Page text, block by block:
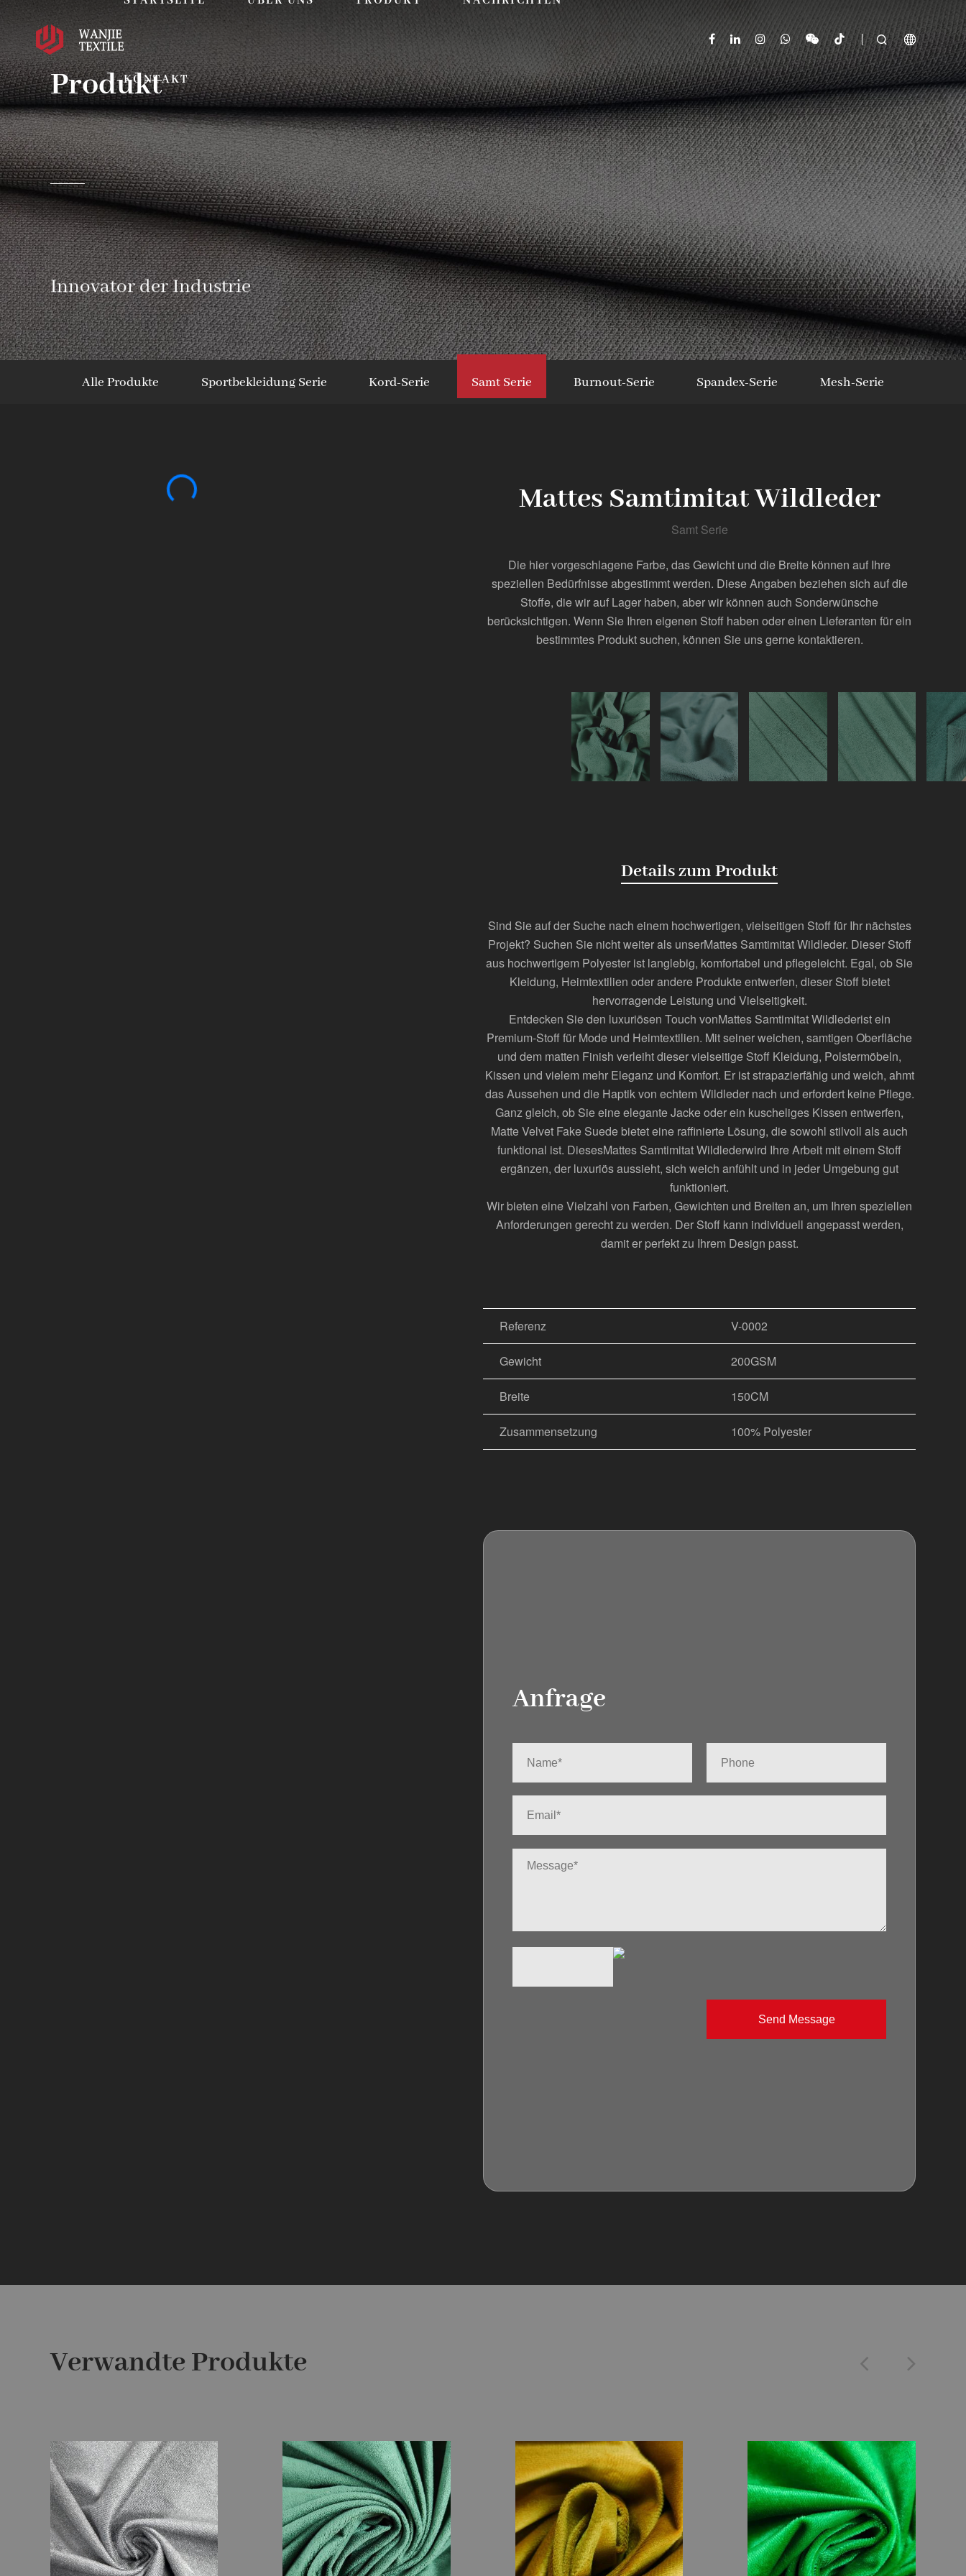
KONTAKT
  
Produkt
Innovator der Industrie
Alle Produkte Sportbekleidung Serie Kord-Serie Samt Serie Burnout-Serie Spandex-Serie Mesh-Serie
Mattes Samtimitat Wildleder
Samt Serie
Die hier vorgeschlagene Farbe, das Gewicht und die Breite können auf Ihre
speziellen Bedürfnisse abgestimmt werden. Diese Angaben beziehen sich auf die
Stoffe, die wir auf Lager haben, aber wir können auch Sonderwünsche
berücksichtigen. Wenn Sie Ihren eigenen Stoff haben oder einen Lieferanten für ein
bestimmtes Produkt suchen, können Sie uns gerne kontaktieren.
Details zum Produkt
Sind Sie auf der Suche nach einem hochwertigen, vielseitigen Stoff für Ihr nächstes
Projekt? Suchen Sie nicht weiter als unserMattes Samtimitat Wildleder. Dieser Stoff
aus hochwertigem Polyester ist langlebig, komfortabel und pflegeleicht. Egal, ob Sie
Kleidung, Heimtextilien oder andere Produkte entwerfen, dieser Stoff bietet
hervorragende Leistung und Vielseitigkeit.
Entdecken Sie den luxuriösen Touch vonMattes Samtimitat Wildlederist ein
Premium-Stoff für Mode und Heimtextilien. Mit seiner weichen, samtigen Oberfläche
und dem matten Finish verleiht dieser vielseitige Stoff Kleidung, Polstermöbeln,
Kissen und vielem mehr Eleganz und Komfort. Er ist strapazierfähig und weich, ahmt
das Aussehen und die Haptik von echtem Wildleder nach und erfordert keine Pflege.
Ganz gleich, ob Sie eine elegante Jacke oder ein kuscheliges Kissen entwerfen,
Matte Velvet Fake Suede bietet eine raffinierte Lösung, die sowohl stilvoll als auch
funktional ist. DiesesMattes Samtimitat Wildlederwird Ihre Arbeit mit einem Stoff
ergänzen, der luxuriös aussieht, sich weich anfühlt und in jeder Umgebung gut
funktioniert.
Wir bieten eine Vielzahl von Farben, Gewichten und Breiten an, um Ihren speziellen
Anforderungen gerecht zu werden. Der Stoff kann individuell angepasst werden,
damit er perfekt zu Ihrem Design passt.
Referenz V-0002
Gewicht 200GSM
Breite 150CM
Zusammensetzung 100% Polyester
Anfrage
Verwandte Produkte